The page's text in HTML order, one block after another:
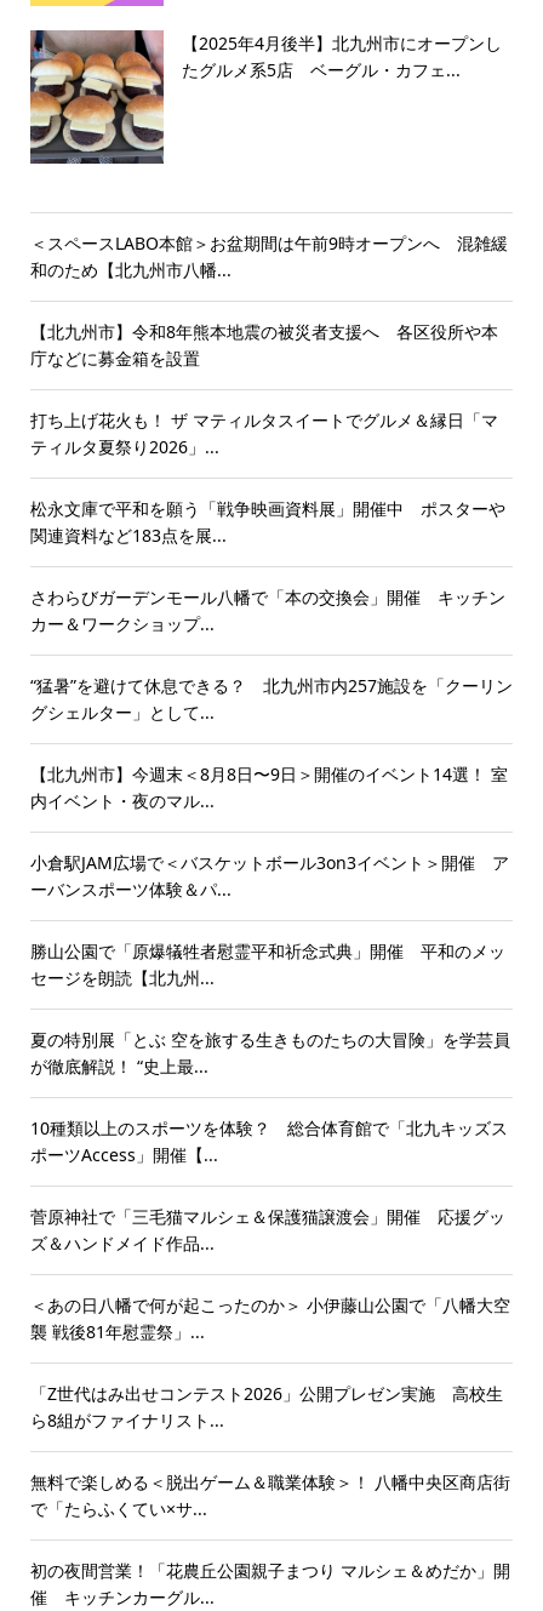
【2025年4月後半】北九州市にオープンし
たグルメ系5店 ベーグル・カフェ...
＜スペースLABO本館＞お盆期間は午前9時オープンへ 混雑緩
和のため【北九州市八幡...
【北九州市】令和8年熊本地震の被災者支援へ 各区役所や本
庁などに募金箱を設置
打ち上げ花火も！ ザ マティルタスイートでグルメ＆縁日「マ
ティルタ夏祭り2026」...
松永文庫で平和を願う「戦争映画資料展」開催中 ポスターや
関連資料など183点を展...
さわらびガーデンモール八幡で「本の交換会」開催 キッチン
カー＆ワークショップ...
“猛暑”を避けて休息できる？ 北九州市内257施設を「クーリン
グシェルター」として...
【北九州市】今週末＜8月8日〜9日＞開催のイベント14選！ 室
内イベント・夜のマル...
小倉駅JAM広場で＜バスケットボール3on3イベント＞開催 ア
ーバンスポーツ体験＆パ...
勝山公園で「原爆犠牲者慰霊平和祈念式典」開催 平和のメッ
セージを朗読【北九州...
夏の特別展「とぶ 空を旅する生きものたちの大冒険」を学芸員
が徹底解説！ “史上最...
10種類以上のスポーツを体験？ 総合体育館で「北九キッズス
ポーツAccess」開催【...
菅原神社で「三毛猫マルシェ＆保護猫譲渡会」開催 応援グッ
ズ＆ハンドメイド作品...
＜あの日八幡で何が起こったのか＞ 小伊藤山公園で「八幡大空
襲 戦後81年慰霊祭」...
「Z世代はみ出せコンテスト2026」公開プレゼン実施 高校生
ら8組がファイナリスト...
無料で楽しめる＜脱出ゲーム＆職業体験＞！ 八幡中央区商店街
で「たらふくてい×サ...
初の夜間営業！「花農丘公園親子まつり マルシェ＆めだか」開
催 キッチンカーグル...